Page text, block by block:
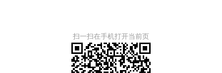
扫一扫在手机打开当前页